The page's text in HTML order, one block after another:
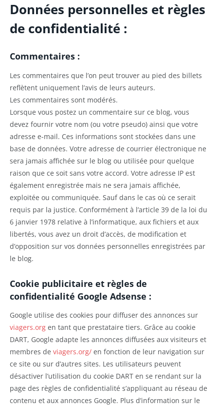
Données personnelles et règles
de confidentialité :
Commentaires :
Les commentaires que l’on peut trouver au pied des billets
reflètent uniquement l’avis de leurs auteurs.
Les commentaires sont modérés.
Lorsque vous postez un commentaire sur ce blog, vous
devez fournir votre nom (ou votre pseudo) ainsi que votre
adresse e-mail. Ces informations sont stockées dans une
base de données. Votre adresse de courrier électronique ne
sera jamais affichée sur le blog ou utilisée pour quelque
raison que ce soit sans votre accord. Votre adresse IP est
également enregistrée mais ne sera jamais affichée,
exploitée ou communiquée. Sauf dans le cas où ce serait
requis par la justice. Conformément à l’article 39 de la loi du
6 janvier 1978 relative à l’informatique, aux fichiers et aux
libertés, vous avez un droit d’accès, de modification et
d’opposition sur vos données personnelles enregistrées par
le blog.
Cookie publicitaire et règles de
confidentialité Google Adsense :
Google utilise des cookies pour diffuser des annonces sur
viagers.org en tant que prestataire tiers. Grâce au cookie
DART, Google adapte les annonces diffusées aux visiteurs et
membres de viagers.org/ en fonction de leur navigation sur
ce site ou sur d’autres sites. Les utilisateurs peuvent
désactiver l’utilisation du cookie DART en se rendant sur la
page des règles de confidentialité s’appliquant au réseau de
contenu et aux annonces Google. Plus d’information sur le